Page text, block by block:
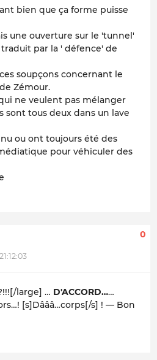
bien que ça forme puisse
une ouverture sur le 'tunnel'
par la ' défence' de
soupçons concernant le
Zémour.
ne veulent pas mélanger
sont tous deux dans un lave
ou ont toujours été des
pour véhiculer des
0
large] … D'ACCORD……
[s]Dâââ…corps[/s] ! — Bon